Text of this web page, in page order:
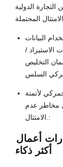
الدولية
البيانات
الاستيراد /
التخليص
لأتمتة
مخاطر عدم
الامتثال.:
أعمال
أكثر ذكاء